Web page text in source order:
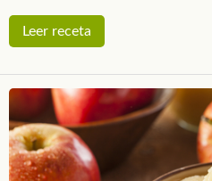
Leer receta